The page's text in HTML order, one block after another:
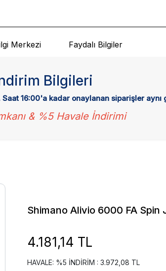
Merkezi Faydalı Bilgiler
Bilgileri
16:00'a kadar onaylanan siparişler aynı
& %5 Havale İndirimi
Shimano Alivio 6000 FA Spin
4.181,14 TL
HAVALE: %5 İNDİRİM : 3.972,08 TL